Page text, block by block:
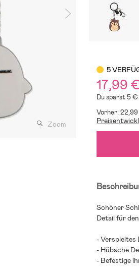
Zoom
5
17,99
Du sparst 5
Vorher:
Schöner
Detail für
- Verspieltes
- Hübsche
- Befestige